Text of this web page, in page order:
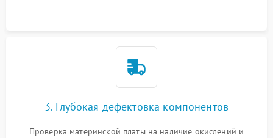
3. Глубокая дефектовка компонентов
Проверка материнской платы на наличие окислений и